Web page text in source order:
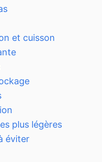
et cuisson
plus légères
éviter